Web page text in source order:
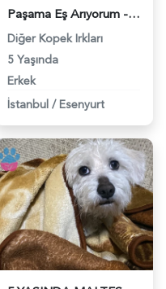
Paşama Eş Arıyorum - 118983492
Diğer Kopek Irkları
5 Yaşında
Erkek
İstanbul / Esenyurt